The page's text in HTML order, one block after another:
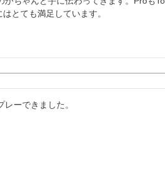
とても満足しています。
ーできました。